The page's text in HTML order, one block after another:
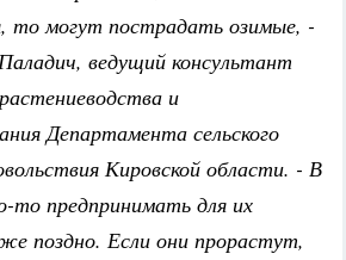
то могут пострадать озимые, -
ведущий консультант
и
Департамента сельского
Кировской области. - В
то предпринимать для их
поздно. Если они прорастут,